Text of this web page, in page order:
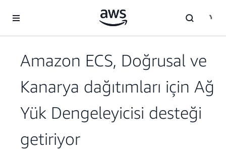
Amazon ECS, Doğrusal ve
Kanarya dağıtımları için Ağ
Yük Dengeleyicisi desteği
getiriyor